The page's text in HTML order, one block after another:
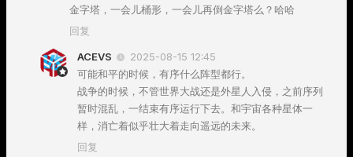
金字塔，一会儿桶形，一会儿再倒金字塔么？哈哈
回复
ACEVS
2025-08-15 12:45
可能和平的时候，有序什么阵型都行。
战争的时候，不管世界大战还是外星人入侵，之前序列
暂时混乱，一结束有序运行下去。和宇宙各种星体一
样，消亡着似乎壮大着走向遥远的未来。
回复